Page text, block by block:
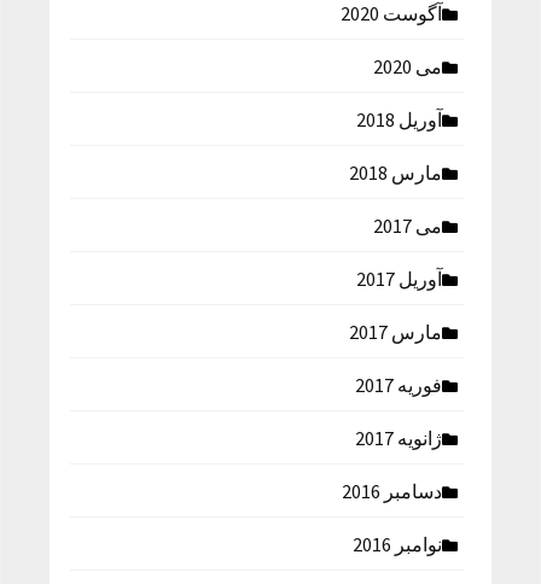
آگوست 2020
می 2020
آوریل 2018
مارس 2018
می 2017
آوریل 2017
مارس 2017
فوریه 2017
ژانویه 2017
دسامبر 2016
نوامبر 2016